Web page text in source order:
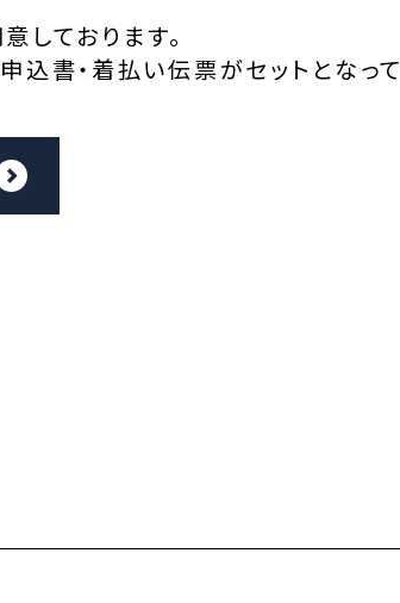
しております。
込書・着払い伝票がセットとなって